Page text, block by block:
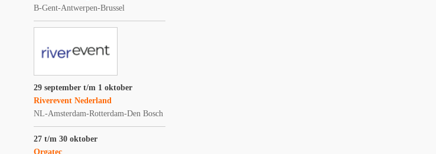
B-Gent-Antwerpen-Brussel
29 september t/m 1 oktober
Riverevent Nederland
NL-Amsterdam-Rotterdam-Den Bosch
27 t/m 30 oktober
Orgatec